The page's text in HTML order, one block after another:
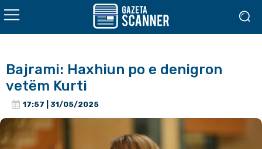
Bajrami: Haxhiun po e denigron
vetëm Kurti
17:57 | 31/05/2025